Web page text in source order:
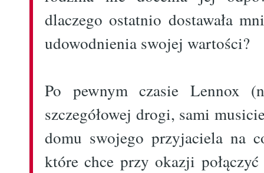
dlaczego ostatnio dostawała
udowodnienia swojej wartości?
Po pewnym czasie Lennox
szczegółowej drogi, sami
domu swojego przyjaciela na
które chce przy okazji